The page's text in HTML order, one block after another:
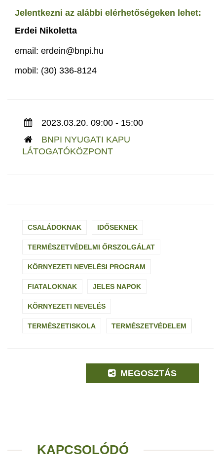
Jelentkezni az alábbi elérhetőségeken lehet:
Erdei Nikoletta
email: erdein@bnpi.hu
mobil: (30) 336-8124
2023.03.20. 09:00 - 15:00
BNPI NYUGATI KAPU
LÁTOGATÓKÖZPONT
CSALÁDOKNAK IDŐSEKNEK
TERMÉSZETVÉDELMI ŐRSZOLGÁLAT
KÖRNYEZETI NEVELÉSI PROGRAM
FIATALOKNAK JELES NAPOK
KÖRNYEZETI NEVELÉS
TERMÉSZETISKOLA TERMÉSZETVÉDELEM
MEGOSZTÁS
KAPCSOLÓDÓ